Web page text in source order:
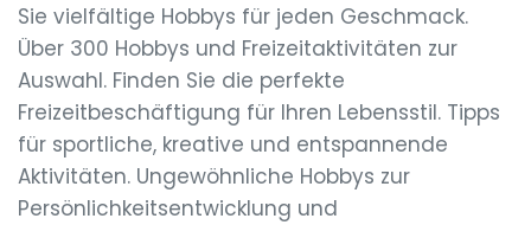
Sie vielfältige Hobbys für jeden Geschmack.
Über 300 Hobbys und Freizeitaktivitäten zur
Auswahl. Finden Sie die perfekte
Freizeitbeschäftigung für Ihren Lebensstil. Tipps
für sportliche, kreative und entspannende
Aktivitäten. Ungewöhnliche Hobbys zur
Persönlichkeitsentwicklung und